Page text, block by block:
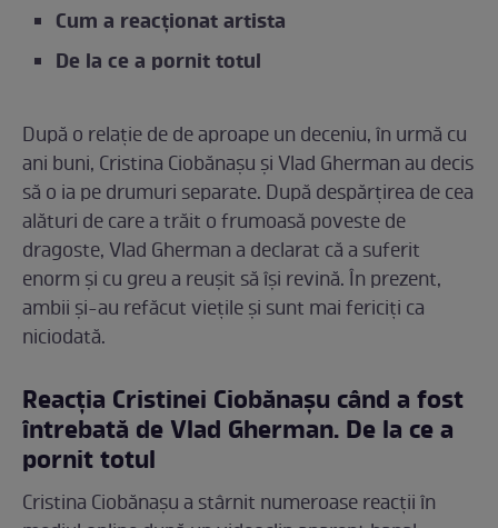
Cum a reacționat artista
De la ce a pornit totul
După o relație de de aproape un deceniu, în urmă cu
ani buni, Cristina Ciobănașu și Vlad Gherman au decis
să o ia pe drumuri separate. După despărțirea de cea
alături de care a trăit o frumoasă poveste de
dragoste, Vlad Gherman a declarat că a suferit
enorm și cu greu a reușit să își revină. În prezent,
ambii și-au refăcut viețile și sunt mai fericiți ca
niciodată.
Reacția Cristinei Ciobănașu când a fost
întrebată de Vlad Gherman. De la ce a
pornit totul
Cristina Ciobănașu a stârnit numeroase reacții în